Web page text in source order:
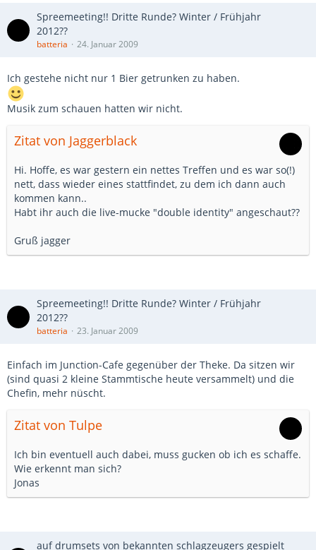
Spreemeeting!! Dritte Runde? Winter / Frühjahr
2012??
batteria 24. Januar 2009
Ich gestehe nicht nur 1 Bier getrunken zu haben.
Musik zum schauen hatten wir nicht.
Zitat von Jaggerblack
Hi. Hoffe, es war gestern ein nettes Treffen und es war so(!)
nett, dass wieder eines stattfindet, zu dem ich dann auch
kommen kann..
Habt ihr auch die live-mucke "double identity" angeschaut??
Gruß jagger
Spreemeeting!! Dritte Runde? Winter / Frühjahr
2012??
batteria 23. Januar 2009
Einfach im Junction-Cafe gegenüber der Theke. Da sitzen wir
(sind quasi 2 kleine Stammtische heute versammelt) und die
Chefin, mehr nüscht.
Zitat von Tulpe
Ich bin eventuell auch dabei, muss gucken ob ich es schaffe.
Wie erkennt man sich?
Jonas
auf drumsets von bekannten schlagzeugers gespielt